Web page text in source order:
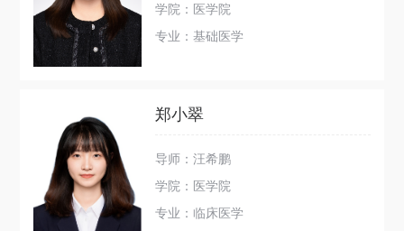
学院：医学院
专业：基础医学
郑小翠
导师：汪希鹏
学院：医学院
专业：临床医学